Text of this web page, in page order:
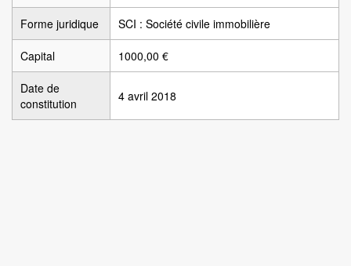
Forme juridique SCI : Société civile immobilière
Capital 1000,00 €
Date de
constitution
4 avril 2018